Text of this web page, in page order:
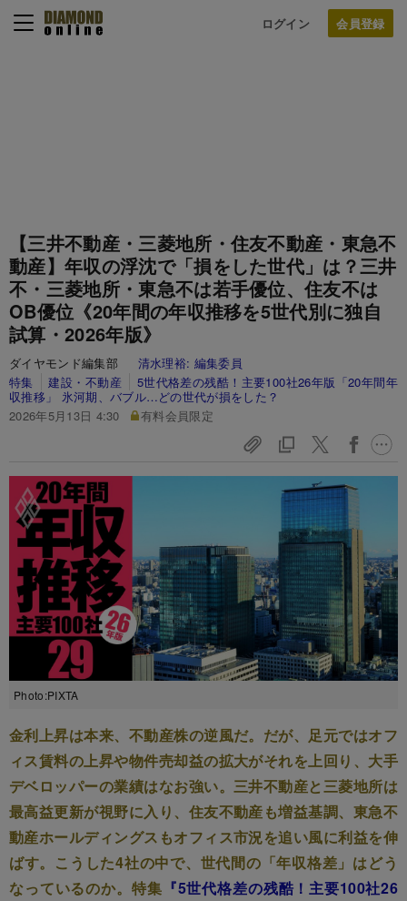
ログイン
【三井不動産・三菱地所・住友不動産・東急不
動産】年収の浮沈で「損をした世代」は？三井
不・三菱地所・東急不は若手優位、住友不は
OB優位《20年間の年収推移を5世代別に独自
試算・2026年版》
ダイヤモンド編集部 清水理裕: 編集委員
特集
建設・不動産
5世代格差の残酷！主要100社26年版「20年間年
収推移」 氷河期、バブル…どの世代が損をした？
2026年5月13日 4:30
有料会員限定
Photo:PIXTA
金利上昇は本来、不動産株の逆風だ。だが、足元ではオフ
ィス賃料の上昇や物件売却益の拡大がそれを上回り、大手
デベロッパーの業績はなお強い。三井不動産と三菱地所は
最高益更新が視野に入り、住友不動産も増益基調、東急不
動産ホールディングスもオフィス市況を追い風に利益を伸
ばす。こうした4社の中で、世代間の「年収格差」はどう
なっているのか。特集 『5世代格差の残酷！主要100社26